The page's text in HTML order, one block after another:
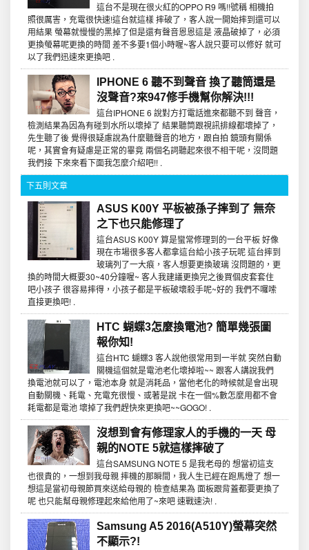
這台不是現在很火紅的OPPO R9 嗎!!號稱 相機拍
照很厲害，充電很快速!這台就這樣 摔破了，客人說一開始摔到還可以
用結果 螢幕就慢慢的黑掉了但是還有聲音恩恩這是 液晶破掉了，必須
更換螢幕呢更換的時間 差不多要1個小時喔~客人說只要可以修好 就可
以了我們迅速來更換吧 .
IPHONE 6 聽不到聲音 換了聽筒還是
沒聲音?來947修手機幫你解決!!!
這台IPHONE 6 說對方打電話進來都聽不到 聲音，
檢測結果為因為有碰到水所以壞掉了 結果聽筒跟視訊排線都壞掉了，
先生聽了後 覺得很疑慮說為什麼聽聲音的地方，跟自拍 鏡頭有關係
呢，其實會有疑慮是正常的畢竟 兩個名詞聽起來很不相干呢，沒問題
我們接 下來來看下面我怎麼介紹吧!! .
下五則文章
ASUS K00Y 平板被孫子摔到了 無奈
之下也只能修理了
這台ASUS K00Y 算是蠻常修理到的一台平板 好像
現在市場很多客人都拿這台給小孩子玩呢 這台摔到
玻璃列了一大痕，客人想要更換玻璃 沒問題的，更
換的時間大概要30~40分鐘喔~ 客人我建議更換完之後買個皮套套住
吧小孩子 很容易摔得，小孩子都是平板破壞殺手呢~好的 我們不囉嗦
直接更換吧! .
HTC 蝴蝶3怎麼換電池? 簡單幾張圖
報你知!
這台HTC 蝴蝶3 客人說他很常用到一半就 突然自動
關機這個就是電池老化壞掉啦~~ 跟客人講說我們
換電池就可以了，電池本身 就是消耗品，當他老化的時候就是會出現
自動關機、耗電、充電充很慢、或著是說 卡在一個%數怎麼用都不會
耗電都是電池 壞掉了我們趕快來更換吧~~GOGO! .
沒想到會有修理家人的手機的一天 母
親的NOTE 5就這樣摔破了
這台SAMSUNG NOTE 5 是我老母的 想當初這支
也很貴的，一想到我母親 摔機的那瞬間，我人生已經在跑馬燈了 想一
想這是當初母親節買來送給母親的 檢查結果為 面板跟背蓋都要更換了
呢 也只能幫母親修理起來給他用了~來吧 速戰速決! .
Samsung A5 2016(A510Y)螢幕突然
不顯示?!